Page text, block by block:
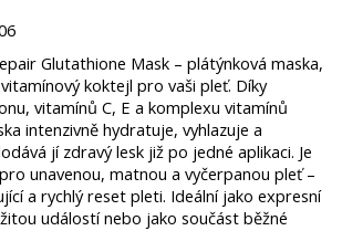
Glutathione Mask – plátýnková maska,
koktejl pro vaši pleť. Díky
vitamínů C, E a komplexu vitamínů
intenzivně hydratuje, vyhlazuje a
jí zdravý lesk již po jedné aplikaci. Je
unavenou, matnou a vyčerpanou pleť –
a rychlý reset pleti. Ideální jako expresní
událostí nebo jako součást běžné